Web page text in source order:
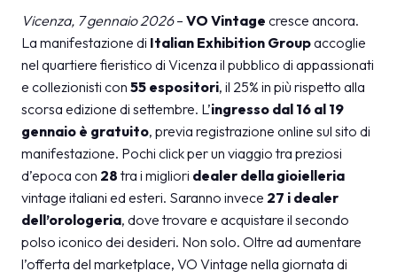
CATALOGO ESPOSITORI arrow_right
MEDIA ROOM
Vicenza, 7 gennaio 2026– VO Vintage cresce ancora.
La manifestazione di Italian Exhibition Groupaccoglie
nel quartiere fieristico di Vicenza il pubblico di appassionati
e collezionisti con 55 espositori, il 25% in più rispetto alla
scorsa edizione di settembre. L’ingresso dal 16 al 19
gennaio è gratuito, previa registrazione online sul sito di
manifestazione. Pochi click per un viaggio tra preziosi
d’epoca con 28 tra i migliori dealer della gioielleria
vintage italiani ed esteri. Saranno invece 27 i dealer
dell’orologeria, dove trovare e acquistare il secondo
polso iconico dei desideri. Non solo. Oltre ad aumentare
l’offerta del marketplace, VO Vintage nella giornata di